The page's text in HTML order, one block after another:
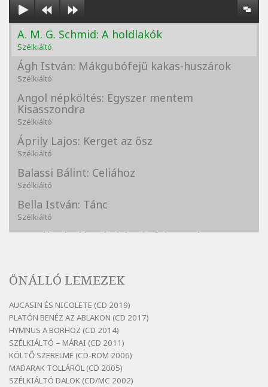
A. M. G. Schmid: A holdlakók
Szélkiáltó
Ágh István: Mákgubófejű kakas-huszárok
Szélkiáltó
Angol népköltés: Egyszer mentem
Kisasszondra
Szélkiáltó
Áprily Lajos: Kerget az ősz
Szélkiáltó
Balassi Bálint: Celiához
Szélkiáltó
Bella István: Tánc
Szélkiáltó
Bertók László: A kukára is fel vagy írva
Szélkiáltó
Bertók László: Az arcodra, ha nem vigyázol
Szélkiáltó
Bertók László: Dinnye Döme
Szélkiáltó
Bertók László: Diófa-levélen
Szélkiáltó
ÖNÁLLÓ LEMEZEK
AUCASIN ÉS NICOLETE (CD 2019)
PLATÓN BENÉZ AZ ABLAKON (CD 2017)
HYMNUS A BORHOZ (CD 2014)
SZÉLKIÁLTÓ – MÁRAI (CD 2011)
KÖLTŐ SZERELME (CD-ROM 2006)
MADARAK TOLLÁRÓL (CD 2005)
SZÉLKIÁLTÓ DALOK (CD/MC 2002)